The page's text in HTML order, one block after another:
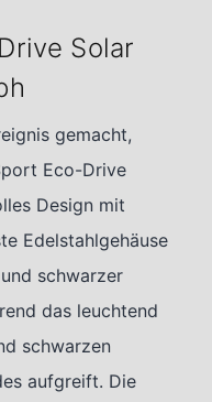
Solar
gemacht,
Eco-Drive
Design mit
Edelstahlgehäuse
schwarzer
das leuchtend
schwarzen
aufgreift. Die